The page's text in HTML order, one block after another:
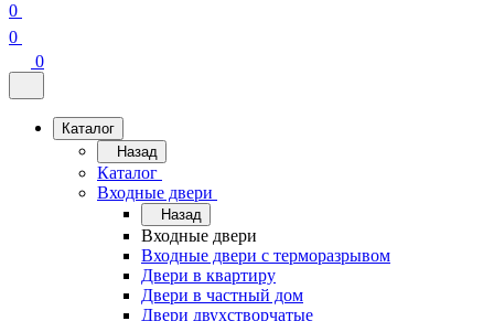
0
0
0
Каталог
Назад
Каталог
Входные двери
Назад
Входные двери
Входные двери с терморазрывом
Двери в квартиру
Двери в частный дом
Двери двухстворчатые